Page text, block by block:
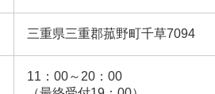
三重県三重郡菰野町千草7094
11：00～20：00